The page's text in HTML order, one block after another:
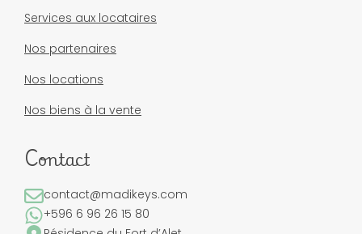
Services aux locataires
Nos partenaires
Nos locations
Nos biens à la vente
Contact
contact@madikeys.com
+596 6 96 26 15 80